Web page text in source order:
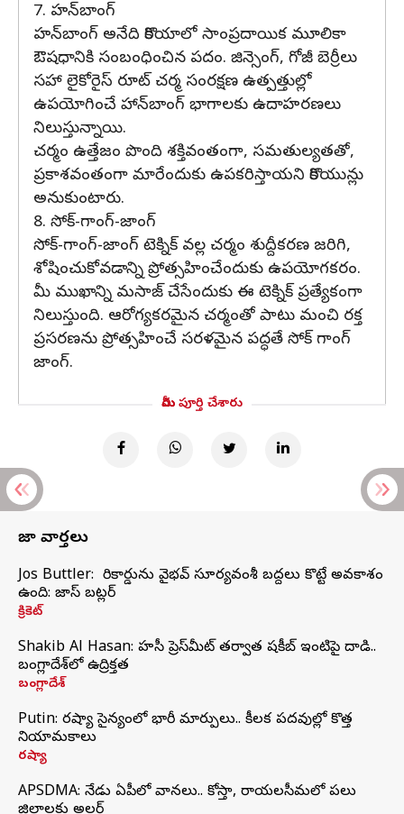
7. హన్‌బాంగ్
హన్‌బాంగ్ అనేది కొరియాలో సాంప్రదాయిక మూలికా
ఔషధానికి సంబంధించిన పదం. జిన్సెంగ్, గోజీ బెర్రీలు
సహా లైకోరైస్ రూట్ చర్మ సంరక్షణ ఉత్పత్తుల్లో
ఉపయోగించే హాన్‌బాంగ్ భాగాలకు ఉదాహరణలు
నిలుస్తున్నాయి.
చర్మం ఉత్తేజం పొంది శక్తివంతంగా, సమతుల్యతతో,
ప్రకాశవంతంగా మారేందుకు ఉపకరిస్తాయని కొరియున్లు
అనుకుంటారు.
8. సోక్-గాంగ్-జాంగ్
సోక్-గాంగ్-జాంగ్ టెక్నిక్ వల్ల చర్మం శుద్దీకరణ జరిగి,
శోషించుకోవడాన్ని ప్రోత్సహించేందుకు ఉపయోగకరం.
మీ ముఖాన్ని మసాజ్ చేసేందుకు ఈ టెక్నిక్ ప్రత్యేకంగా
నిలుస్తుంది. ఆరోగ్యకరమైన చర్మంతో పాటు మంచి రక్త
ప్రసరణను ప్రోత్సహించే సరళమైన పద్ధతే సోక్ గాంగ్
జాంగ్.
మీరు పూర్తి చేశారు
తాజా వార్తలు
Jos Buttler: నా రికార్డును వైభవ్ సూర్యవంశీ బద్దలు కొట్టే అవకాశం
ఉంది: జాస్ బట్లర్
క్రికెట్
Shakib Al Hasan: హసీనా ప్రెస్‌మీట్‌ తర్వాత షకీబ్‌ ఇంటిపై దాడి..
బంగ్లాదేశ్‌లో ఉద్రిక్తత
బంగ్లాదేశ్
Putin: రష్యా సైన్యంలో భారీ మార్పులు.. కీలక పదవుల్లో కొత్త
నియామకాలు
రష్యా
APSDMA: నేడు ఏపీలో వానలు.. కోస్తా, రాయలసీమలో పలు